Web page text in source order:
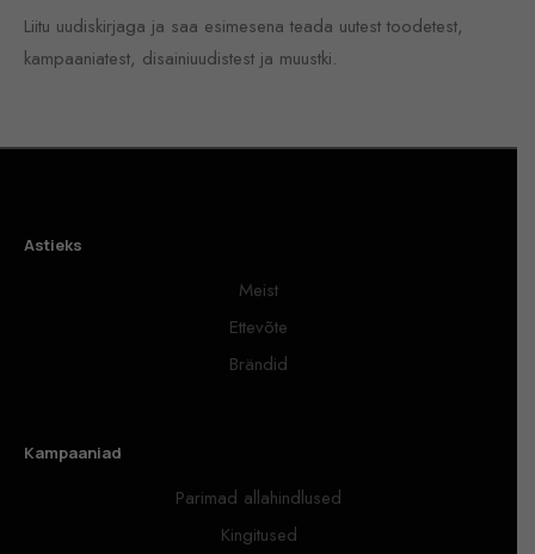
Liitu uudiskirjaga ja saa esimesena teada uutest toodetest,
kampaaniatest, disainiuudistest ja muustki.
Astieks
Meist
Ettevõte
Brändid
Kampaaniad
Parimad allahindlused
Kingitused